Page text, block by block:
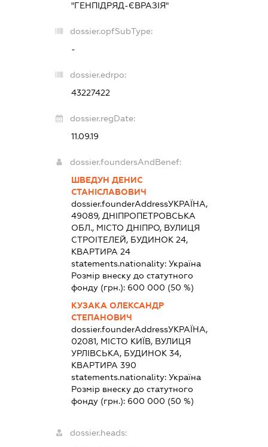
"ГЕНПІДРЯД-ЄВРАЗІЯ"
dossier.opfSubType:
-
dossier.edrpo:
43227422
dossier.regDate:
11.09.19
dossier.foundersAndBenef:
ШВЕДУН ДЕНИС
СТАНІСЛАВОВИЧ
dossier.founderAddressУКРАЇНА,
49089, ДНІПРОПЕТРОВСЬКА
ОБЛ., МІСТО ДНІПРО, ВУЛИЦЯ
СТРОІТЕЛЕЙ, БУДИНОК 24,
КВАРТИРА 24
statements.nationality: Україна
Розмір внеску до статутного
фонду (грн.): 600 000 (50 %)
КУЗАКА ОЛЕКСАНДР
СТЕПАНОВИЧ
dossier.founderAddressУКРАЇНА,
02081, МІСТО КИЇВ, ВУЛИЦЯ
УРЛІВСЬКА, БУДИНОК 34,
КВАРТИРА 390
statements.nationality: Україна
Розмір внеску до статутного
фонду (грн.): 600 000 (50 %)
dossier.heads: